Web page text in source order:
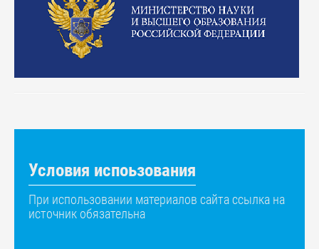
Условия испоьзования
При использовании материалов сайта ссылка на
источник обязательна